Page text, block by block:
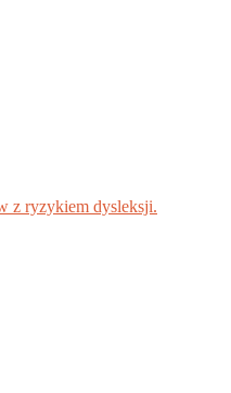
z ryzykiem dysleksji.